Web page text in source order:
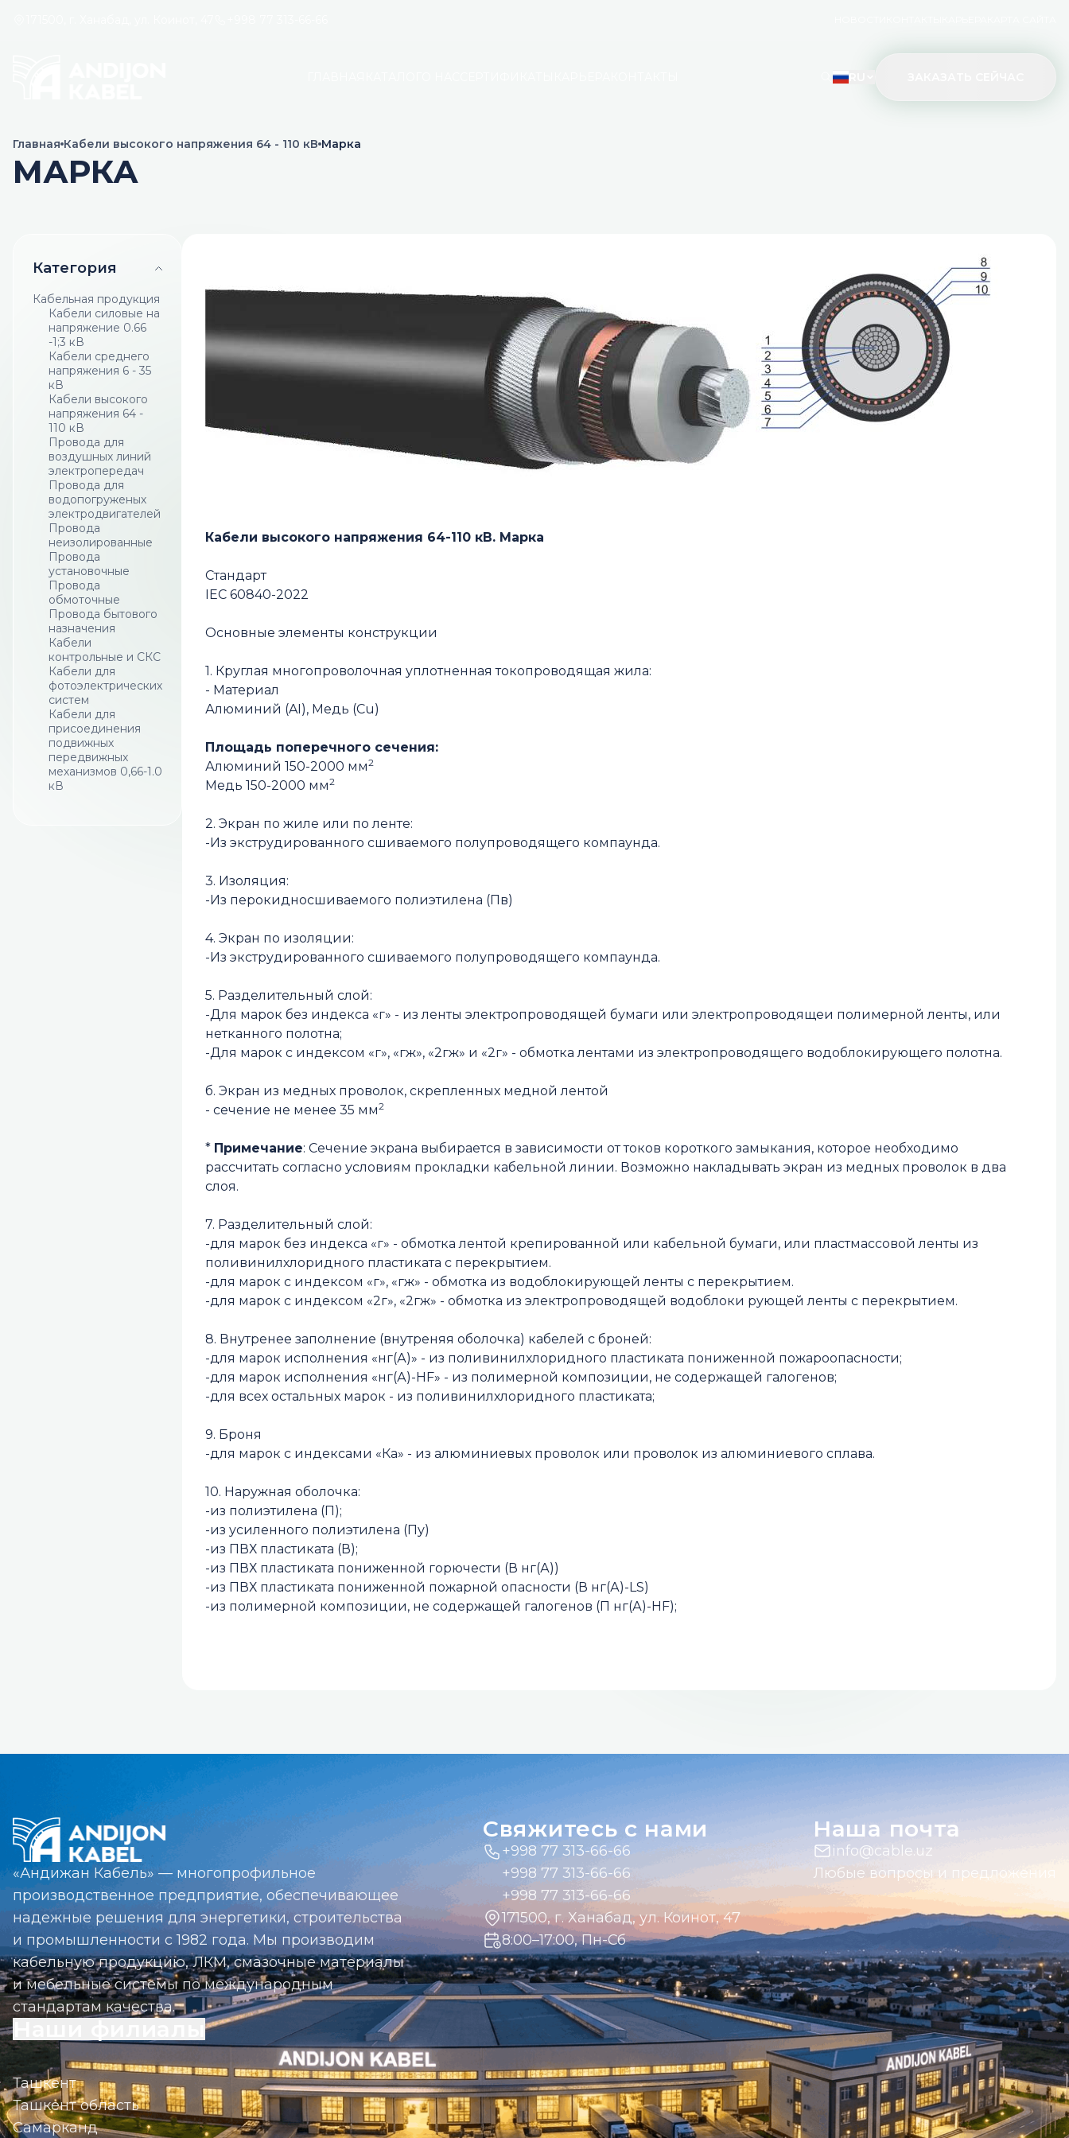
Главная Кабели высокого напряжения 64 - 110 кВ Марка
МАРКА
Категория
Кабельная продукция
Кабели силовые на
напряжение 0.66
-1;3 кВ
Кабели среднего
напряжения 6 - 35
кВ
Кабели высокого
напряжения 64 -
110 кВ
Провода для
воздушных линий
электропередач
Провода для
водопогруженых
электродвигателей
Провода
неизолированные
Провода
установочные
Провода
обмоточные
Провода бытового
назначения
Кабели
контрольные и СКС
Кабели для
фотоэлектрических
систем
Кабели для
присоединения
подвижных
передвижных
механизмов 0,66-1.0
кВ
Кабели высокого напряжения 64-110 кВ. Марка
Стандарт
IEC 60840-2022
Основные элементы конструкции
1. Круглая многопроволочная уплотненная токопроводящая жила:
- Материал
Алюминий (AI), Медь (Cu)
Площадь поперечного сечения:
Алюминий 150-2000 мм2
Медь 150-2000 мм2
2. Экран по жиле или по ленте:
-Из экструдированного сшиваемого полупроводящего компаунда.
3. Изоляция:
-Из перокидносшиваемого полиэтилена (Пв)
4. Экран по изоляции:
-Из экструдированного сшиваемого полупроводящего компаунда.
5. Разделительный слой:
-Для марок без индекса «г» - из ленты электропроводящей бумаги или электропроводящеи полимерной ленты, или
нетканного полотна;
-Для марок с индексом «г», «гж», «2гж» и «2г» - обмотка лентами из электропроводящего водоблокирующего полотна.
б. Экран из медных проволок, скрепленных медной лентой
- сечение не менее 35 мм2
* Примечание: Сечение экрана выбирается в зависимости от токов короткого замыкания, которое необходимо
рассчитать согласно условиям прокладки кабельной линии. Возможно накладывать экран из медных проволок в два
cлoя.
7. Разделительный слой:
-для марок без индекса «г» - обмотка лентой крепированной или кабельной бумаги, или пластмассовой ленты из
поливинилхлоридного пластиката с перекрытием.
-для марок с индексом «г», «гж» - обмотка из водоблокирующей ленты с перекрытием.
-для марок с индексом «2г», «2гж» - обмотка из электропроводящей водоблоки рующей ленты с перекрытием.
8. Внутренее заполнение (внутреняя оболочка) кабелей с броней:
-для марок исполнения «нг(А)» - из поливинилхлоридного пластиката пониженной пожароопасности;
-для марок исполнения «нг(А)-НF» - из полимерной композиции, не содержащей галогенов;
-для всех остальных марок - из поливинилхлоридного пластиката;
9. Броня
-для марок с индексами «Ка» - из алюминиевых проволок или проволок из алюминиевого сплава.
10. Наружная оболочка:
-из полиэтилена (П);
-из усиленного полиэтилена (Пу)
-из ПВХ пластиката (В);
-из ПВХ пластиката пониженной горючести (В нг(А))
-из ПВХ пластиката пониженной пожарной опасности (В нг(А)-LS)
-из полимерной композиции, не содержащей галогенов (П нг(А)-НF);
«Андижан Кабель» — многопрофильное
производственное предприятие, обеспечивающее
надежные решения для энергетики, строительства
и промышленности с 1982 года. Мы производим
кабельную продукцию, ЛКМ, смазочные материалы
и мебельные системы по международным
стандартам качества.
Свяжитесь с нами
+998 77 313-66-66
+998 77 313-66-66
+998 77 313-66-66
171500, г. Ханабад, ул. Коинот, 47
8:00–17:00, Пн-Сб
Наша почта
info@cable.uz
Любые вопросы и предложения
Наши филиалы
Ташкент
Ташкент область
Самарканд